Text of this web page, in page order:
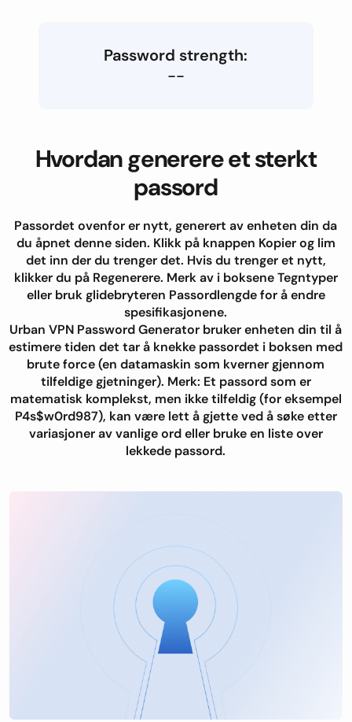
Password strength:
--
Hvordan generere et sterkt
passord
Passordet ovenfor er nytt, generert av enheten din da
du åpnet denne siden. Klikk på knappen Kopier og lim
det inn der du trenger det. Hvis du trenger et nytt,
klikker du på Regenerere. Merk av i boksene Tegntyper
eller bruk glidebryteren Passordlengde for å endre
spesifikasjonene.
Urban VPN Password Generator bruker enheten din til å
estimere tiden det tar å knekke passordet i boksen med
brute force (en datamaskin som kverner gjennom
tilfeldige gjetninger). Merk: Et passord som er
matematisk komplekst, men ikke tilfeldig (for eksempel
P4s$w0rd987), kan være lett å gjette ved å søke etter
variasjoner av vanlige ord eller bruke en liste over
lekkede passord.